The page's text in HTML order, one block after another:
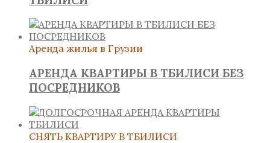
Аренда жилья в Грузии
АРЕНДА КВАРТИРЫ В ТБИЛИСИ БЕЗ
ПОСРЕДНИКОВ
СНЯТЬ КВАРТИРУ В ТБИЛИСИ